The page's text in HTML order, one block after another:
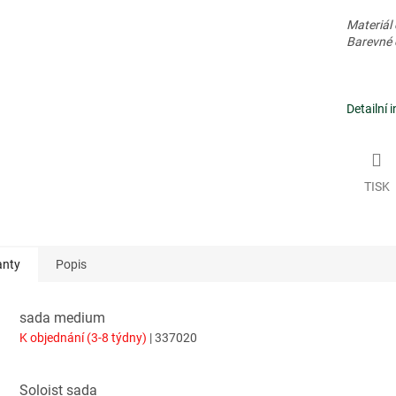
Materiál
Detailní
TISK
Popis
sada medium
K objednání (3-8 týdny) | 337020
Soloist sada